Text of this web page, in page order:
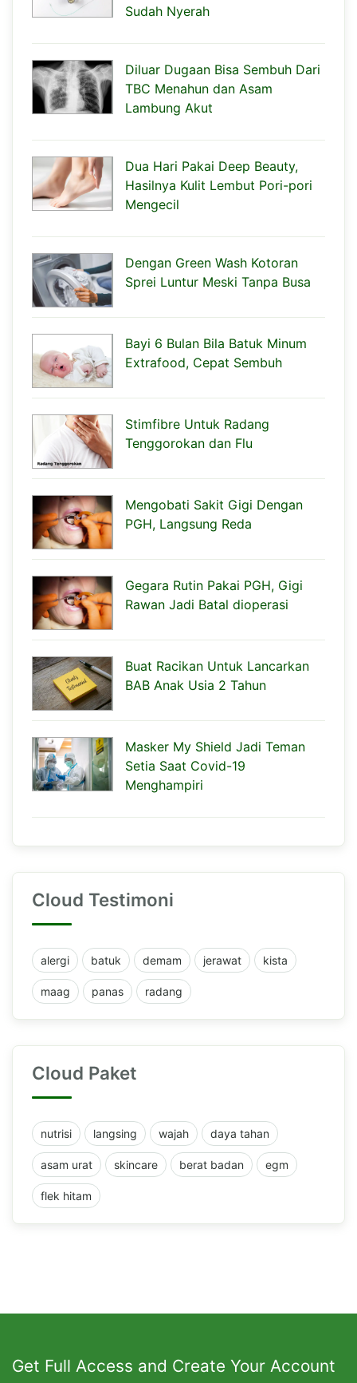
Sudah Nyerah
Diluar Dugaan Bisa Sembuh Dari
TBC Menahun dan Asam
Lambung Akut
Dua Hari Pakai Deep Beauty,
Hasilnya Kulit Lembut Pori-pori
Mengecil
Dengan Green Wash Kotoran
Sprei Luntur Meski Tanpa Busa
Bayi 6 Bulan Bila Batuk Minum
Extrafood, Cepat Sembuh
Stimfibre Untuk Radang
Tenggorokan dan Flu
Mengobati Sakit Gigi Dengan
PGH, Langsung Reda
Gegara Rutin Pakai PGH, Gigi
Rawan Jadi Batal dioperasi
Buat Racikan Untuk Lancarkan
BAB Anak Usia 2 Tahun
Masker My Shield Jadi Teman
Setia Saat Covid-19
Menghampiri
Cloud Testimoni
alergi batuk demam jerawat kista
maag panas radang
Cloud Paket
nutrisi langsing wajah daya tahan
asam urat skincare berat badan egm
flek hitam
Get Full Access and Create Your Account